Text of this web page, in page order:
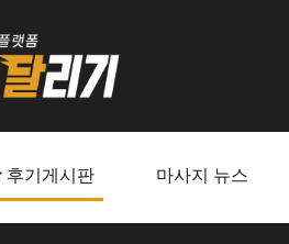
후기게시판 마사지 뉴스